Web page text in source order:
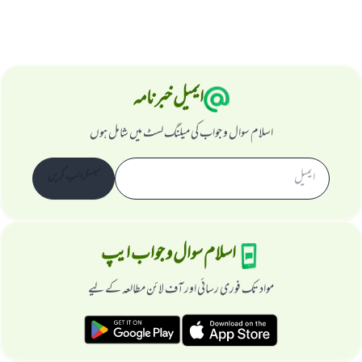
ایمیل خبرنامہ
اسلام سوال و جواب کی میلنگ لسٹ میں شامل ہوں
اسلام سوال و جواب ایپ
مواد تک فوری رسائی اور آف لائن مطالعہ کے لیے